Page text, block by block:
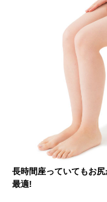
長時間座っていてもお
最適!